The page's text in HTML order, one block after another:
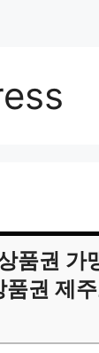
품권 가
권 제주